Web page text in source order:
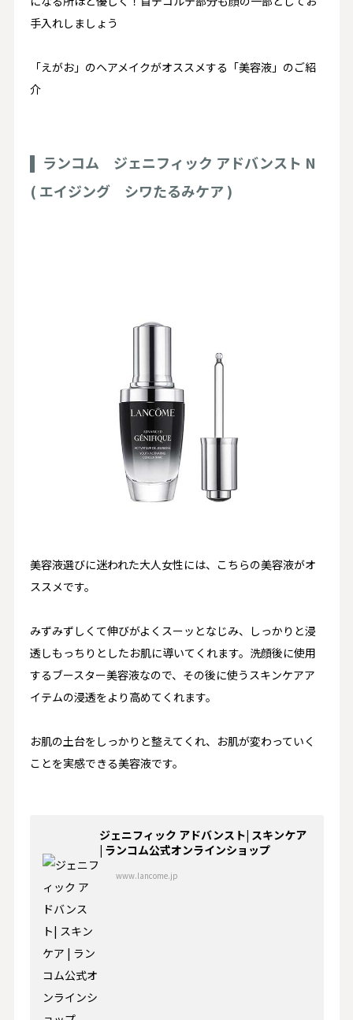
手入れしましょう
「えがお」のヘアメイクがオススメする「美容液」のご紹
介
ランコム ジェニフィック アドバンスト N
( エイジング シワたるみケア )
美容液選びに迷われた大人女性には、こちらの美容液がオ
ススメです。
みずみずしくて伸びがよくスーッとなじみ、しっかりと浸
透しもっちりとしたお肌に導いてくれます。洗顔後に使用
するブースター美容液なので、その後に使うスキンケアア
イテムの浸透をより高めてくれます。
お肌の土台をしっかりと整えてくれ、お肌が変わっていく
ことを実感できる美容液です。
ジェニフィック アドバンスト| スキンケア
| ランコム公式オンラインショップ
www.lancome.jp